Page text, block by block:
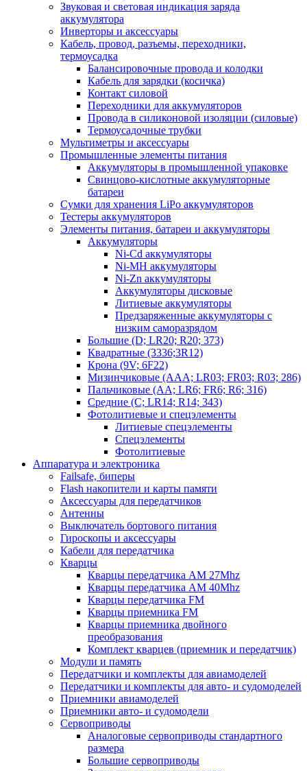
Звуковая и световая индикация заряда
аккумулятора
Инверторы и аксессуары
Кабель, провод, разъемы, переходники,
термоусадка
Балансировочные провода и колодки
Кабель для зарядки (косичка)
Контакт силовой
Переходники для аккумуляторов
Провода в силиконовой изоляции (силовые)
Термоусадочные трубки
Мультиметры и аксессуары
Промышленные элементы питания
Аккумуляторы в промышленной упаковке
Свинцово-кислотные аккумуляторные
батареи
Сумки для хранения LiPo аккумуляторов
Тестеры аккумуляторов
Элементы питания, батареи и аккумуляторы
Аккумуляторы
Ni-Cd аккумуляторы
Ni-MH аккумуляторы
Ni-Zn аккумуляторы
Аккумуляторы дисковые
Литиевые аккумуляторы
Предзаряженные аккумуляторы с
низким саморазрядом
Большие (D; LR20; R20; 373)
Квадратные (3336;3R12)
Крона (9V; 6F22)
Мизинчиковые (AAA; LR03; FR03; R03; 286)
Пальчиковые (AA; LR6; FR6; R6; 316)
Средние (C; LR14; R14; 343)
Фотолитиевые и спецэлементы
Литиевые спецэлементы
Спецэлементы
Фотолитиевые
Аппаратура и электроника
Failsafe, биперы
Flash накопители и карты памяти
Аксессуары для передатчиков
Антенны
Выключатель бортового питания
Гироскопы и аксессуары
Кабели для передатчика
Кварцы
Кварцы передатчика AM 27Mhz
Кварцы передатчика AM 40Mhz
Кварцы передатчика FM
Кварцы приемника FM
Кварцы приемника двойного
преобразования
Комплект кварцев (приемник и передатчик)
Модули и память
Передатчики и комплекты для авиамоделей
Передатчики и комплекты для авто- и судомоделей
Приемники авиамоделей
Приемники авто- и судомодели
Сервоприводы
Аналоговые сервоприводы стандартного
размера
Большие сервоприводы